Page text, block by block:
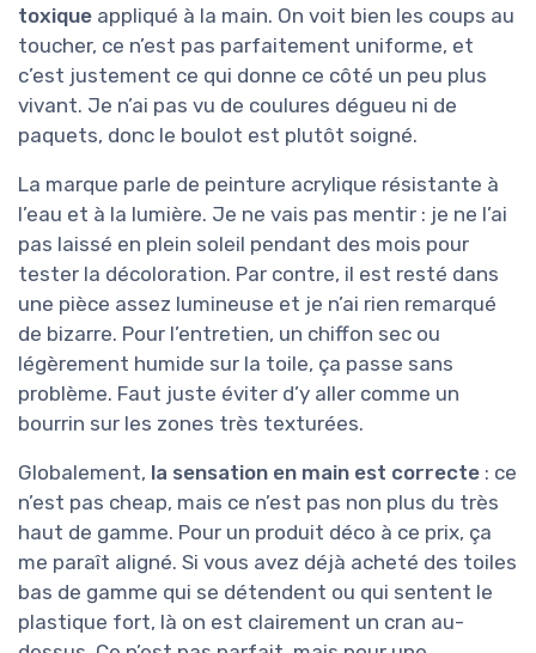
toxique appliqué à la main. On voit bien les coups au
toucher, ce n’est pas parfaitement uniforme, et
c’est justement ce qui donne ce côté un peu plus
vivant. Je n’ai pas vu de coulures dégueu ni de
paquets, donc le boulot est plutôt soigné.
La marque parle de peinture acrylique résistante à
l’eau et à la lumière. Je ne vais pas mentir : je ne l’ai
pas laissé en plein soleil pendant des mois pour
tester la décoloration. Par contre, il est resté dans
une pièce assez lumineuse et je n’ai rien remarqué
de bizarre. Pour l’entretien, un chiffon sec ou
légèrement humide sur la toile, ça passe sans
problème. Faut juste éviter d’y aller comme un
bourrin sur les zones très texturées.
Globalement, la sensation en main est correcte : ce
n’est pas cheap, mais ce n’est pas non plus du très
haut de gamme. Pour un produit déco à ce prix, ça
me paraît aligné. Si vous avez déjà acheté des toiles
bas de gamme qui se détendent ou qui sentent le
plastique fort, là on est clairement un cran au-